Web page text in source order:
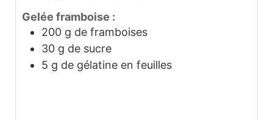
Gelée framboise :
200 g de framboises
30 g de sucre
5 g de gélatine en feuilles